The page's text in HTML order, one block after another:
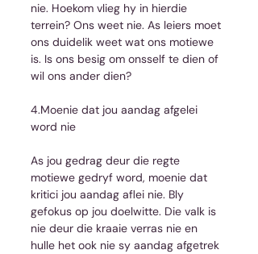
nie. Hoekom vlieg hy in hierdie
terrein? Ons weet nie. As leiers moet
ons duidelik weet wat ons motiewe
is. Is ons besig om onsself te dien of
wil ons ander dien?
4.Moenie dat jou aandag afgelei
word nie
As jou gedrag deur die regte
motiewe gedryf word, moenie dat
kritici jou aandag aflei nie. Bly
gefokus op jou doelwitte. Die valk is
nie deur die kraaie verras nie en
hulle het ook nie sy aandag afgetrek